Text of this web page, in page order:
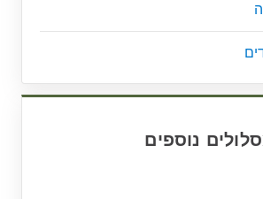
נוספים